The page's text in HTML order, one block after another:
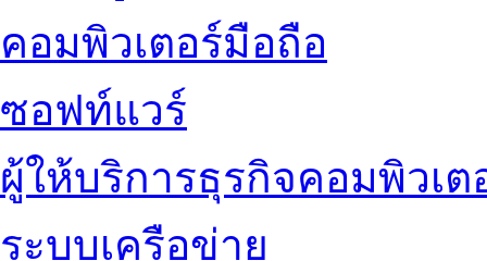
คอมพิวเตอร์มือถือ
ซอฟท์แวร์
ผู้ให้บริการธุรกิจคอมพิวเต
ระบบเครือข่าย